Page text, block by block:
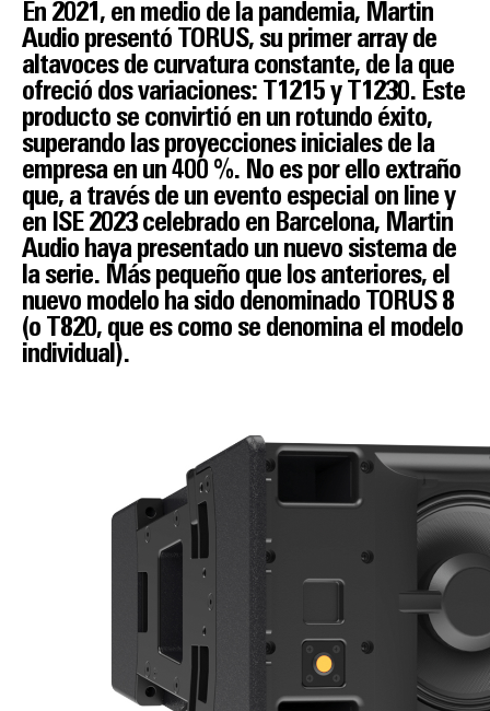
En 2021, en medio de la pandemia, Martin
Audio presentó TORUS, su primer array de
altavoces de curvatura constante, de la que
ofreció dos variaciones: T1215 y T1230. Este
producto se convirtió en un rotundo éxito,
superando las proyecciones iniciales de la
empresa en un 400 %. No es por ello extraño
que, a través de un evento especial on line y
en ISE 2023 celebrado en Barcelona, Martin
Audio haya presentado un nuevo sistema de
la serie. Más pequeño que los anteriores, el
nuevo modelo ha sido denominado TORUS 8
(o T820, que es como se denomina el modelo
individual).